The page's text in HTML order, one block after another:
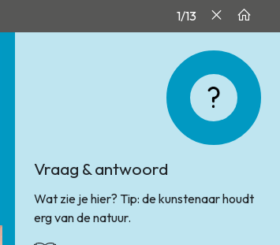
1/13
Vraag & antwoord
Wat zie je hier? Tip: de kunstenaar houdt
erg van de natuur.